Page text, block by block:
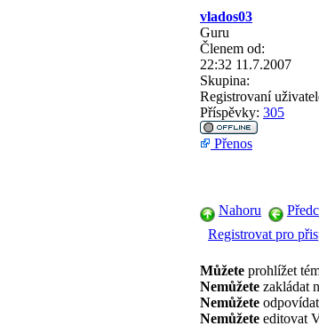
vlados03
Guru
Členem od:
22:32 11.7.2007
Skupina:
Registrovaní
Příspěvky: 305
Přenos
Nahoru
Registrovat pro
Můžete prohlížet
Nemůžete zakládat
Nemůžete
Nemůžete editovat